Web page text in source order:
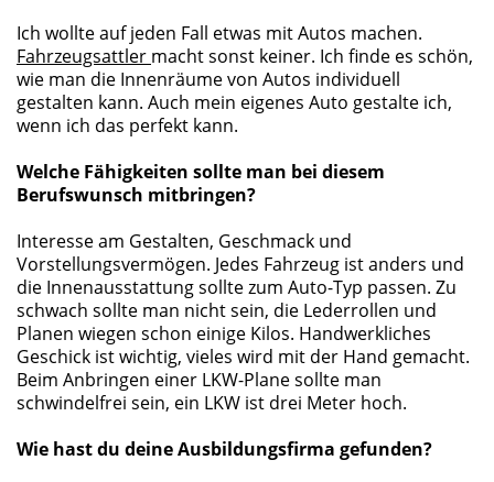
Ich wollte auf jeden Fall etwas mit Autos machen.
Fahrzeugsattler macht sonst keiner. Ich finde es schön,
wie man die Innenräume von Autos individuell
gestalten kann. Auch mein eigenes Auto gestalte ich,
wenn ich das perfekt kann.
Welche Fähigkeiten sollte man bei diesem
Berufswunsch mitbringen?
Interesse am Gestalten, Geschmack und
Vorstellungsvermögen. Jedes Fahrzeug ist anders und
die Innenausstattung sollte zum Auto-Typ passen. Zu
schwach sollte man nicht sein, die Lederrollen und
Planen wiegen schon einige Kilos. Handwerkliches
Geschick ist wichtig, vieles wird mit der Hand gemacht.
Beim Anbringen einer LKW-Plane sollte man
schwindelfrei sein, ein LKW ist drei Meter hoch.
Wie hast du deine Ausbildungsfirma gefunden?